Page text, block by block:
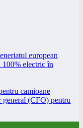
european
electric în
camioane
(CFO) pentru